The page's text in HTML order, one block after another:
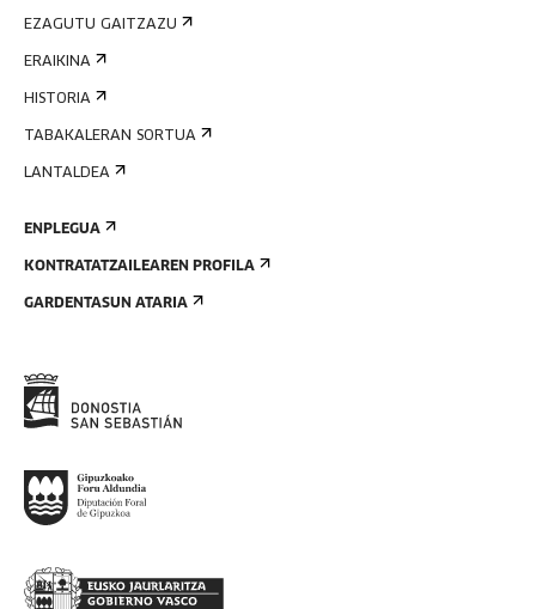
EZAGUTU GAITZAZU
ERAIKINA
HISTORIA
TABAKALERAN SORTUA
LANTALDEA
ENPLEGUA
KONTRATATZAILEAREN PROFILA
GARDENTASUN ATARIA